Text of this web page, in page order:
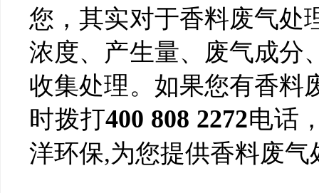
您，其实对于香料废气处
浓度、产生量、废气成分
收集处理。如果您有香料
时拨打400 808 2272电话
洋环保,为您提供香料废